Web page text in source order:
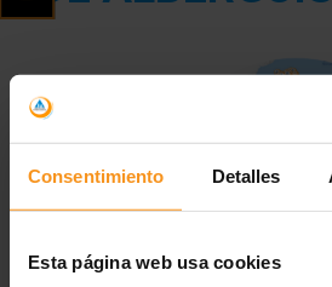
Consentimiento Detalles
Esta página web usa cookies